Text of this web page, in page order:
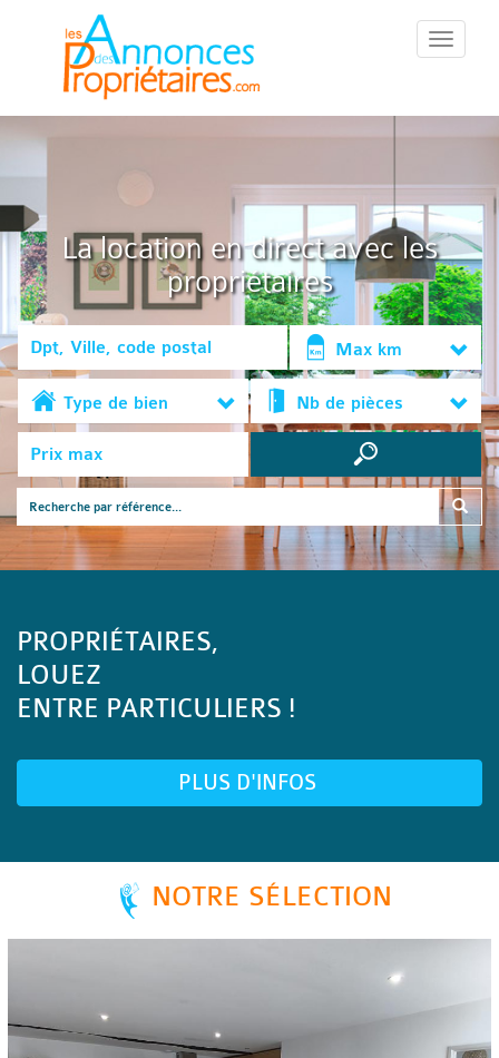
::Menu::
La location en direct avec les
propriétaires
Max km
Type de bien Nb de pièces
PROPRIÉTAIRES,
LOUEZ
ENTRE PARTICULIERS !
PLUS D'INFOS
NOTRE SÉLECTION